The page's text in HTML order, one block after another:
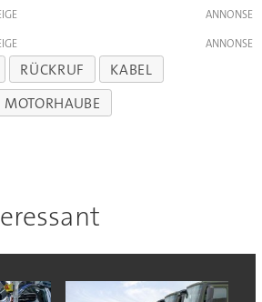
RÜCKRUF
KABEL
MOTORHAUBE